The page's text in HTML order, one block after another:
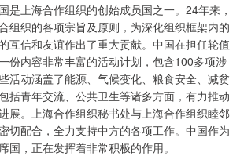
是上海合作组织的创始成员国之一。24年来，
组织的各项宗旨及原则，为深化组织框架内的
互信和友谊作出了重大贡献。中国在担任轮值
份内容非常丰富的活动计划，包含100多项涉
活动涵盖了能源、气候变化、粮食安全、减贫
括青年交流、公共卫生等诸多方面，有力推动
展。上海合作组织秘书处与上海合作组织睦邻
切配合，全力支持中方的各项工作。中国作为
国，正在发挥着非常积极的作用。